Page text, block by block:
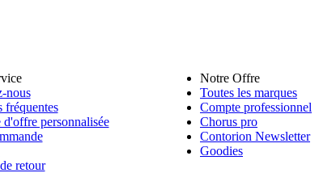
nous
fréquentes
d'offre personnalisée
retour
Notre Offre
Toutes les marques
Compte professionnel
Chorus pro
Contorion Newsletter
Goodies